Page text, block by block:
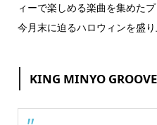
ィーで楽しめる楽曲を集めたプ
今月末に迫るハロウィンを盛
KING MINYO